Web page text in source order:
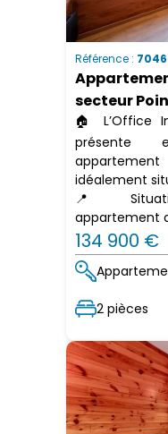
Référence :
secteur
🏠 L’Office
présente
idéalement
📍
appartement
134 900 €
2 pièces